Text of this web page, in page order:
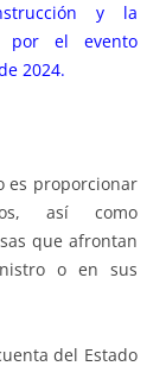
y la
por el evento
2024.
es proporcionar
así como
que afrontan
o en sus
del Estado